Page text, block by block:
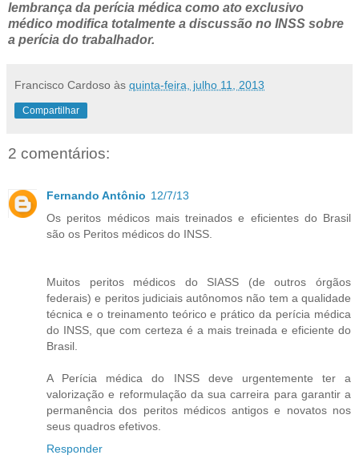
lembrança da perícia médica como ato exclusivo
médico modifica totalmente a discussão no INSS sobre
a perícia do trabalhador.
Francisco Cardoso às quinta-feira, julho 11, 2013
Compartilhar
2 comentários:
Fernando Antônio 12/7/13
Os peritos médicos mais treinados e eficientes do Brasil
são os Peritos médicos do INSS.
Muitos peritos médicos do SIASS (de outros órgãos
federais) e peritos judiciais autônomos não tem a qualidade
técnica e o treinamento teórico e prático da perícia médica
do INSS, que com certeza é a mais treinada e eficiente do
Brasil.
A Perícia médica do INSS deve urgentemente ter a
valorização e reformulação da sua carreira para garantir a
permanência dos peritos médicos antigos e novatos nos
seus quadros efetivos.
Responder